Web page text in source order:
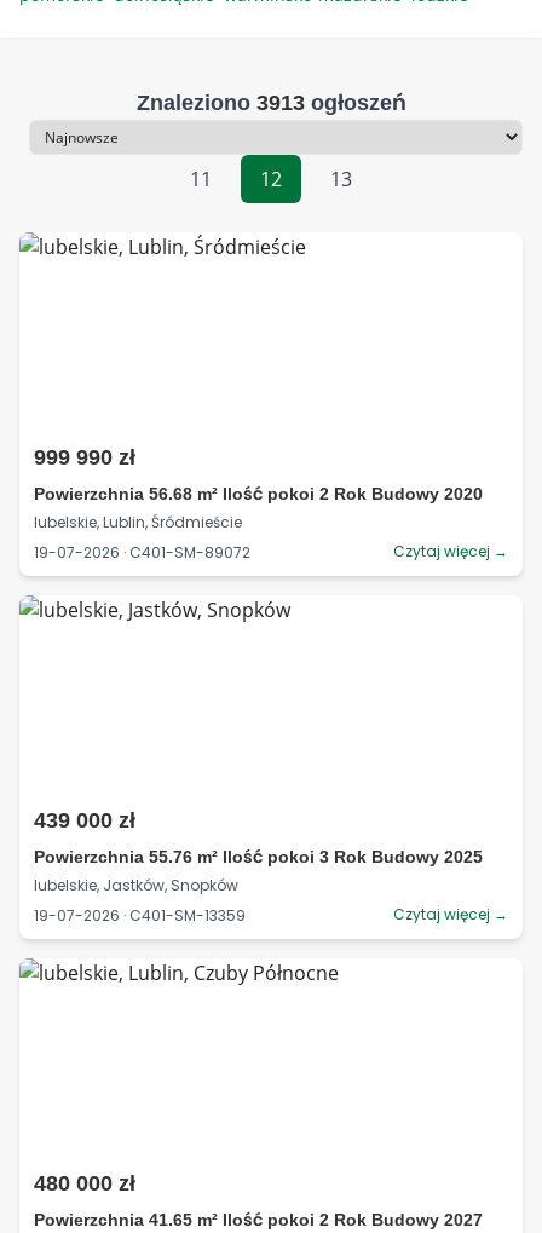
Znaleziono 3913ogłoszeń
Sortowanie
11
12 13
999 990 zł
Powierzchnia 56.68 m² Ilość pokoi 2 Rok Budowy 2020
lubelskie, Lublin, Śródmieście
19-07-2026 · C401-SM-89072
Czytaj więcej →
439 000 zł
Powierzchnia 55.76 m² Ilość pokoi 3 Rok Budowy 2025
lubelskie, Jastków, Snopków
19-07-2026 · C401-SM-13359
Czytaj więcej →
480 000 zł
Powierzchnia 41.65 m² Ilość pokoi 2 Rok Budowy 2027